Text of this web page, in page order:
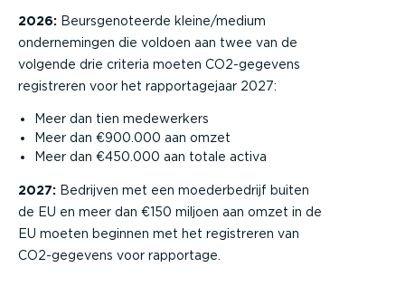
2026: Beursgenoteerde kleine/medium
ondernemingen die voldoen aan twee van de
volgende drie criteria moeten CO2-gegevens
registreren voor het rapportagejaar 2027:
Meer dan tien medewerkers
Meer dan €900.000 aan omzet
Meer dan €450.000 aan totale activa
2027: Bedrijven met een moederbedrijf buiten
de EU en meer dan €150 miljoen aan omzet in de
EU moeten beginnen met het registreren van
CO2-gegevens voor rapportage.